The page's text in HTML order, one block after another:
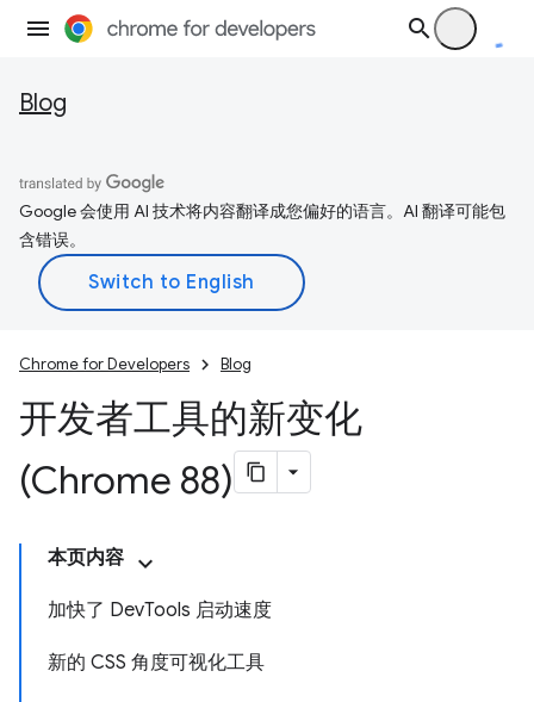
Blog
Google 会使用 AI 技术将内容翻译成您偏好的语言。AI 翻译可能包
含错误。
Chrome for Developers Blog
开发者工具的新变化
(Chrome 88)
本页内容
加快了 DevTools 启动速度
新的 CSS 角度可视化工具